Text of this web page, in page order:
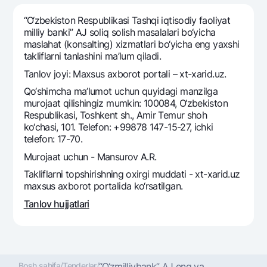
Hamma uchun USD uchun
Talab qilib olinguncha USD
Oltin omonat
NBU’dan oltin quymalar
Kumush omonat
UzCard/HUMO
Visa
Visa FIFA
Mastercard
Ish haqi
Garmin pay
Eskrou hisobvarag‘i
Tariflar
Aksiyalar
Milliy mobil ilovasi
Ko'p beriladigan savollar
Sayt bo‘yicha qidiring
Matbuot markazi
“O‘zbekiston Respublikasi Tashqi iqtisodiy faoliyat
milliy banki” AJ soliq solish masalalari bo‘yicha
maslahat (konsalting) xizmatlari bo‘yicha eng yaxshi
takliflarni tanlashini ma’lum qiladi.
Tanlov joyi: Maxsus axborot portali – xt-xarid.uz.
Qo‘shimcha ma’lumot uchun quyidagi manzilga
murojaat qilishingiz mumkin: 100084, O‘zbekiston
Respublikasi, Toshkent sh., Amir Temur shoh
ko‘chasi, 101. Telefon: +99878 147-15-27, ichki
telefon: 17-70.
Murojaat uchun - Mansurov A.R.
Takliflarni topshirishning oxirgi muddati - xt-xarid.uz
maxsus axborot portalida ko‘rsatilgan.
Tanlov hujjatlari